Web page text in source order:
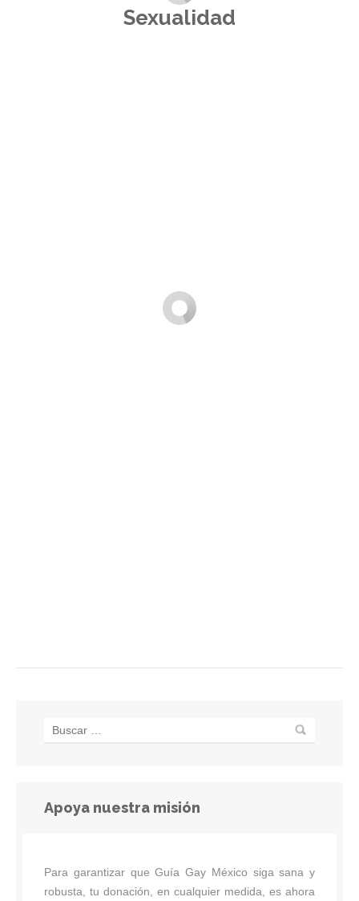
Sexualidad
Apoya nuestra misión
Para garantizar que Guía Gay México siga sana y
robusta, tu donación, en cualquier medida, es ahora